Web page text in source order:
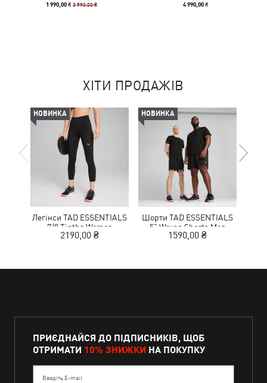
1 990,00 ₴3 990,00 ₴ 4 990,00 ₴
ХІТИ ПРОДАЖІВ
НОВИНКА
Легінси TAD ESSENTIALS
7/8 Tigths Women
2190,00 ₴
НОВИНКА
Шорти TAD ESSENTIALS
5" Woven Shorts Men
1590,00 ₴
ПРИЄДНАЙСЯ ДО ПІДПИСНИКІВ, ЩОБ
ОТРИМАТИ 10% ЗНИЖКИ НА ПОКУПКУ
Введіть E-mail